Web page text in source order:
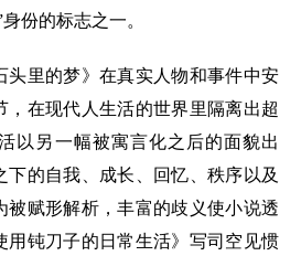
份的标志之一。
里的梦》在真实人物和事件中安
，在现代人生活的世界里隔离出超
以另一幅被寓言化之后的面貌出
下的自我、成长、回忆、秩序以及
被赋形解析，丰富的歧义使小说透
用钝刀子的日常生活》写司空见惯